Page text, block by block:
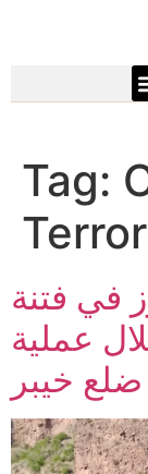
Tag:
في فتنة
عملية
خيبر